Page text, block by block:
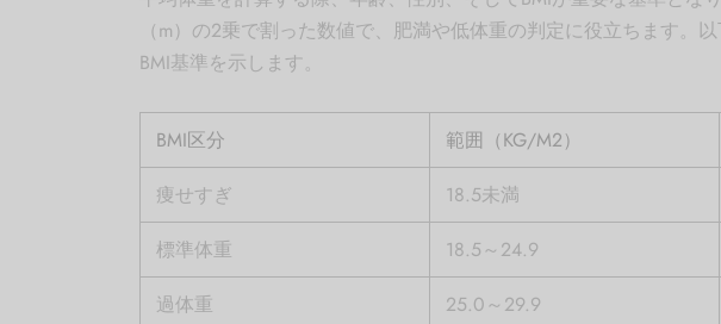
（m）の2乗で割った数値で、肥満や低体重の判定に役立ちます。
BMI基準を示します。
BMI区分 範囲（KG/M2）
痩せすぎ
18.5未満
標準体重
18.5～24.9
過体重
25.0～29.9